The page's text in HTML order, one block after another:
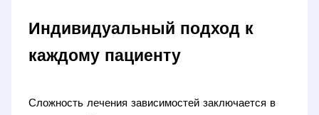
Индивидуальный подход к
каждому пациенту
Сложность лечения зависимостей заключается в